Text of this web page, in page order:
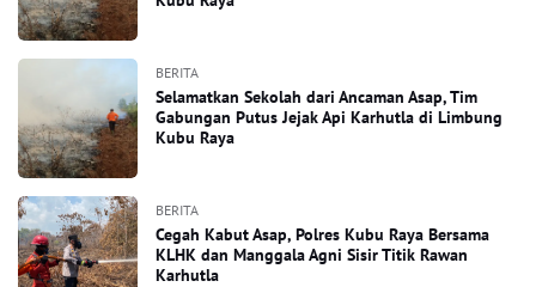
BERITA
Selamatkan Sekolah dari Ancaman Asap, Tim
Gabungan Putus Jejak Api Karhutla di Limbung
Kubu Raya
BERITA
Cegah Kabut Asap, Polres Kubu Raya Bersama
KLHK dan Manggala Agni Sisir Titik Rawan
Karhutla